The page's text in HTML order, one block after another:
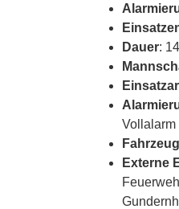
Dauer:
Vollalarm
Externe